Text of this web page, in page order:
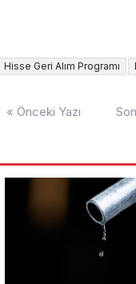
Hisse Geri Alım Programı
« Önceki Yazı